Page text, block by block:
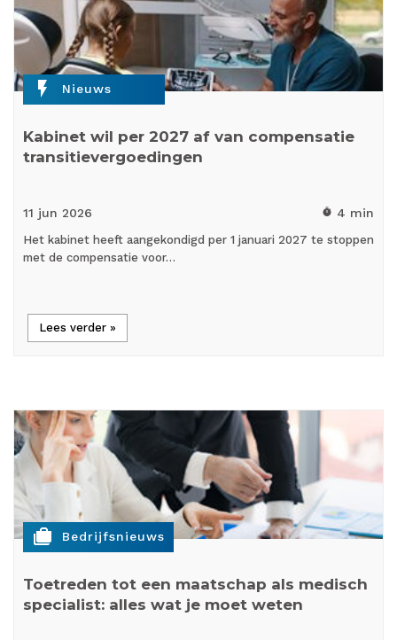
flash_on Nieuws
Kabinet wil per 2027 af van compensatie
transitievergoedingen
11 jun 2026 timer 4 min
Het kabinet heeft aangekondigd per 1 januari 2027 te stoppen
met de compensatie voor…
Lees verder »
cases Bedrijfsnieuws
Toetreden tot een maatschap als medisch
specialist: alles wat je moet weten